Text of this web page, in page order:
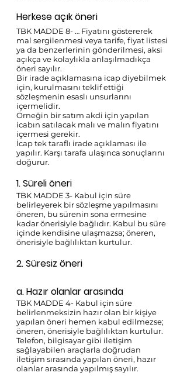
Herkese açık öneri
TBK MADDE 8- … Fiyatını göstererek
mal sergilenmesi veya tarife, fiyat listesi
ya da benzerlerinin gönderilmesi, aksi
açıkça ve kolaylıkla anlaşılmadıkça
öneri sayılır.
Bir irade açıklamasına icap diyebilmek
için, kurulmasını teklif ettiği
sözleşmenin esaslı unsurlarını
içermelidir.
Örneğin bir satım akdi için yapılan
icabın satılacak malı ve malın fiyatını
içermesi gerekir.
İcap tek taraflı irade açıklaması ile
yapılır. Karşı tarafa ulaşınca sonuçlarını
doğurur.
1. Süreli öneri
TBK MADDE 3- Kabul için süre
belirleyerek bir sözleşme yapılmasını
öneren, bu sürenin sona ermesine
kadar önerisiyle bağlıdır. Kabul bu süre
içinde kendisine ulaşmazsa; öneren,
önerisiyle bağlılıktan kurtulur.
2. Süresiz öneri
a. Hazır olanlar arasında
TBK MADDE 4- Kabul için süre
belirlenmeksizin hazır olan bir kişiye
yapılan öneri hemen kabul edilmezse;
öneren, önerisiyle bağlılıktan kurtulur.
Telefon, bilgisayar gibi iletişim
sağlayabilen araçlarla doğrudan
iletişim sırasında yapılan öneri, hazır
olanlar arasında yapılmış sayılır.